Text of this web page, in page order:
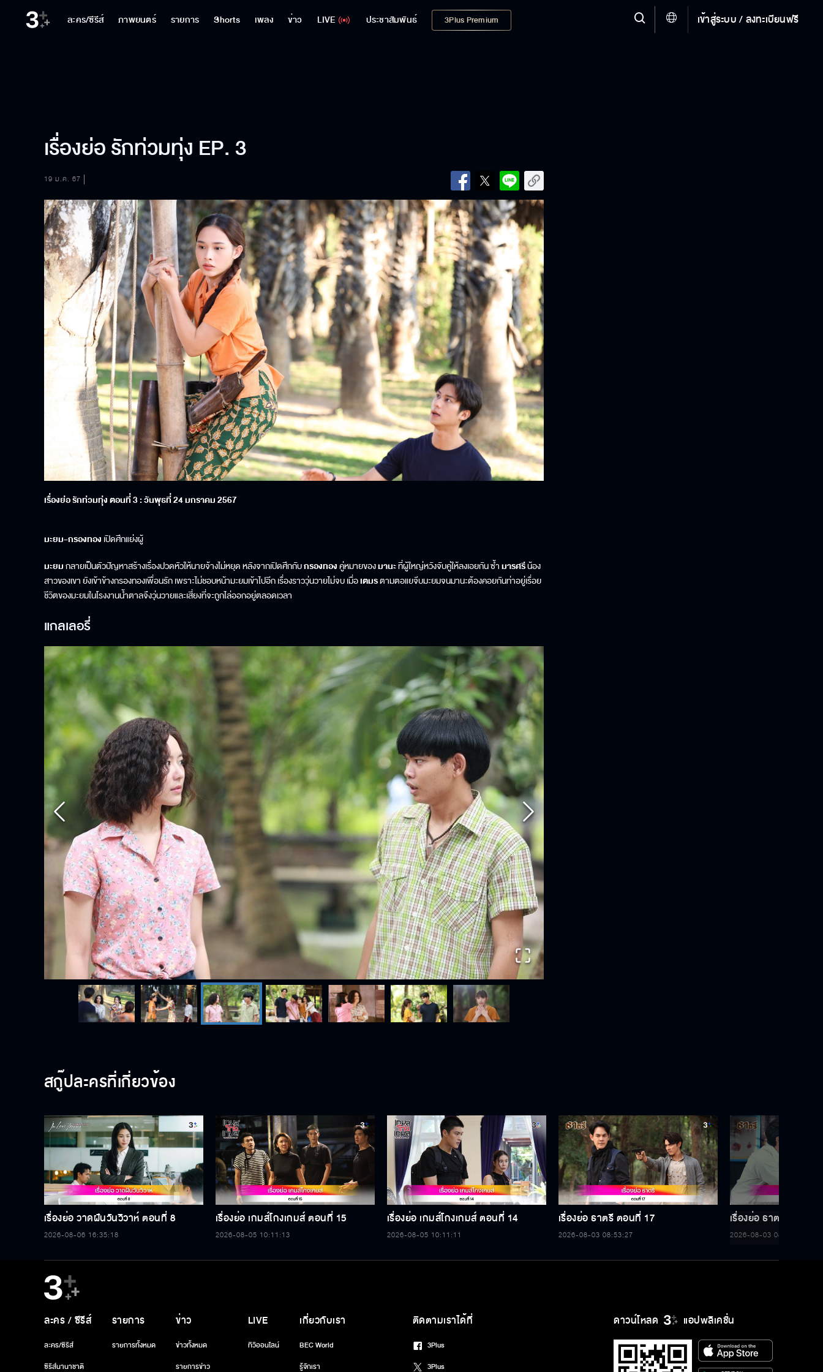
ละคร/ซีรีส์ ภาพยนตร์ รายการ Shorts เพลง ข่าว LIVE ประชาสัมพันธ์ 3Plus Premium เข้าสู่ระบบ / ลงทะเบียนฟรี
เรื่องย่อ รักท่วมทุ่ง EP. 3
19 ม.ค. 67
เรื่องย่อ รักท่วมทุ่ง ตอนที่3: วันพุธที่24มกราคม2567
มะยม-กรองทอง เปิดศึกแย่งผู้
มะยมกลายเป็นตัวปัญหาสร้างเรื่องปวดหัวให้นายจ้างไม่หยุด หลังจากเปิดศึกกับกรองทองคู่หมายของมานะที่ผู้ใหญ่หวังจับคู่ให้ลงเอยกัน ซ้ำมารศรีน้อง
สาวของเขา ยังเข้าข้างกรองทองเพื่อนรัก เพราะไม่ชอบหน้ามะยมเข้าไปอีก เรื่องราววุ่นวายไม่จบ เมื่อเตมรตามตอแยจีบมะยมจนมานะต้องคอยกันท่าอยู่เรื่อย
ชีวิตของมะยมในโรงงานน้ำตาลจึงวุ่นวายและเสี่ยงที่จะถูกไล่ออกอยู่ตลอดเวลา
แกลเลอรี่
สกู๊ปละครที่เกี่ยวข้อง
เรื่องย่อ วาดฝันวันวิวาห์ ตอนที่ 8
2026-08-06 16:35:18
เรื่องย่อ เกมส์โกงเกมส์ ตอนที่ 15
2026-08-05 10:11:13
เรื่องย่อ เกมส์โกงเกมส์ ตอนที่ 14
2026-08-05 10:11:11
เรื่องย่อ ธาตรี ตอนที่ 17
2026-08-03 08:53:27
เรื่องย่อ ธาตรี ตอนที่
2026-08-03 08:53:27
ดาวน์โหลด แอปพลิเคชั่น
ละคร / ซีรีส์
ละคร/ซีรีส์
ซีรีส์นานาชาติ
รายการ
รายการทั้งหมด
ข่าว
ข่าวทั้งหมด
รายการข่าว
LIVE
ทีวีออนไลน์
เกี่ยวกับเรา
BEC World
รู้จักเรา
ติดตามเราได้ที่
3Plus
3Plus